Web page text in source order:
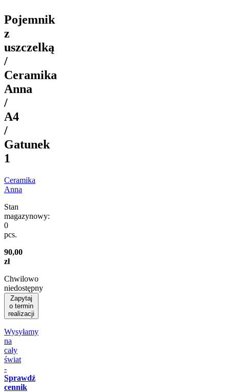
Pojemnik
z
uszczelką
/
Ceramika
Anna
/
A4
/
Gatunek
1
Ceramika
Anna
Stan
magazynowy:
0
pcs.
90,00
zł
Chwilowo
niedostępny
Zapytaj
o termin
realizacji
Wysyłamy
na
cały
świat
-
Sprawdź
cennik